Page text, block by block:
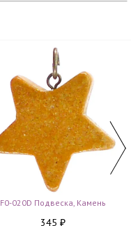
F0-020D Подвеска, Камень
345 ₽